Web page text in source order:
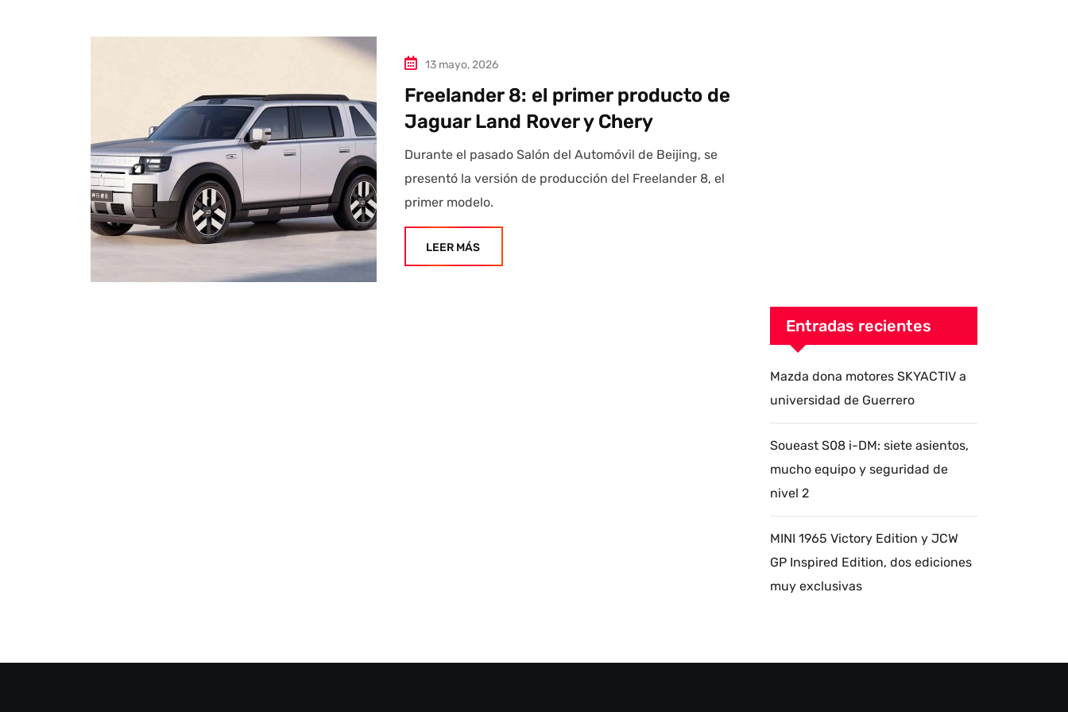
13 mayo, 2026
Freelander 8: el primer producto de
Jaguar Land Rover y Chery
Durante el pasado Salón del Automóvil de Beijing, se
presentó la versión de producción del Freelander 8, el
primer modelo.
LEER MÁS
Entradas recientes
Mazda dona motores SKYACTIV a
universidad de Guerrero
Soueast S08 i-DM: siete asientos,
mucho equipo y seguridad de
nivel 2
MINI 1965 Victory Edition y JCW
GP Inspired Edition, dos ediciones
muy exclusivas